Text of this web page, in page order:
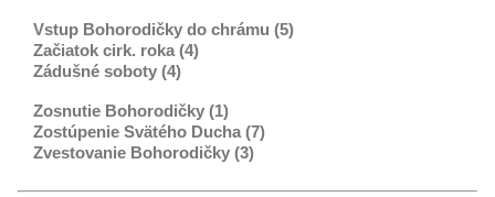
Vstup Bohorodičky do chrámu (5)
Začiatok cirk. roka (4)
Zádušné soboty (4)
Zosnutie Bohorodičky (1)
Zostúpenie Svätého Ducha (7)
Zvestovanie Bohorodičky (3)